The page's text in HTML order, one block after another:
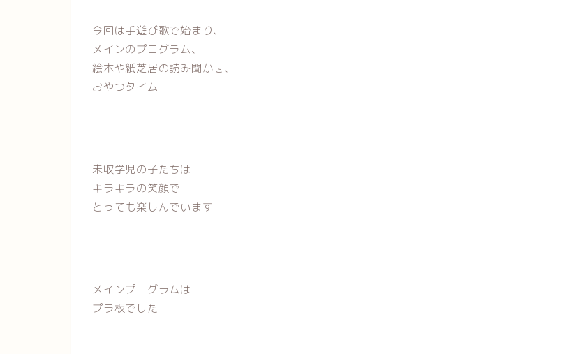
今回は手遊び歌で始まり、
メインのプログラム、
絵本や紙芝居の読み聞かせ、
おやつタイム
未収学児の子たちは
キラキラの笑顔で
とっても楽しんでいます
メインプログラムは
プラ板でした